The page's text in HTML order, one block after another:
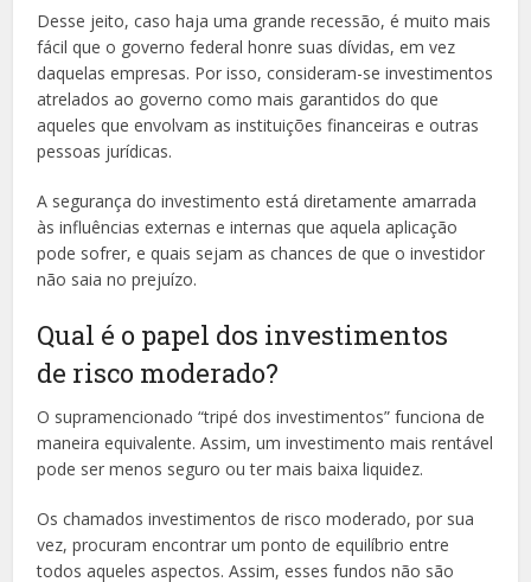
Desse jeito, caso haja uma grande recessão, é muito mais
fácil que o governo federal honre suas dívidas, em vez
daquelas empresas. Por isso, consideram-se investimentos
atrelados ao governo como mais garantidos do que
aqueles que envolvam as instituições financeiras e outras
pessoas jurídicas.
A segurança do investimento está diretamente amarrada
às influências externas e internas que aquela aplicação
pode sofrer, e quais sejam as chances de que o investidor
não saia no prejuízo.
Qual é o papel dos investimentos
de risco moderado?
O supramencionado “tripé dos investimentos” funciona de
maneira equivalente. Assim, um investimento mais rentável
pode ser menos seguro ou ter mais baixa liquidez.
Os chamados investimentos de risco moderado, por sua
vez, procuram encontrar um ponto de equilíbrio entre
todos aqueles aspectos. Assim, esses fundos não são